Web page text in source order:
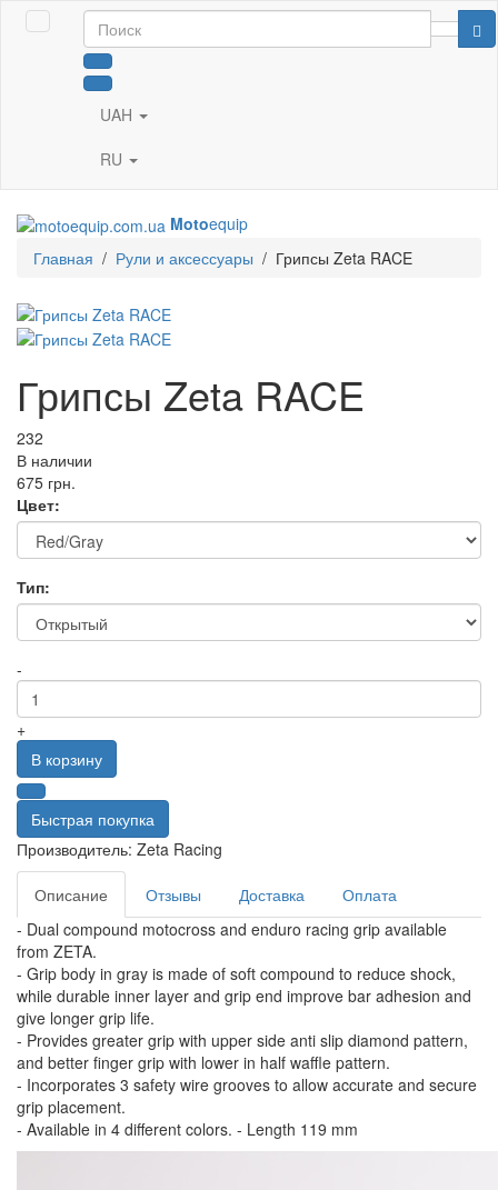
UAH
RU
Motoequip
Главная / Рули и аксессуары / Грипсы Zeta RACE
Грипсы Zeta RACE
232
В наличии
675 грн.
Цвет:
Тип:
-
+
В корзину
Быстрая покупка
Производитель: Zeta Racing
Описание Отзывы Доставка
Оплата
- Dual compound motocross and enduro racing grip available
from ZETA.
- Grip body in gray is made of soft compound to reduce shock,
while durable inner layer and grip end improve bar adhesion and
give longer grip life.
- Provides greater grip with upper side anti slip diamond pattern,
and better finger grip with lower in half waffle pattern.
- Incorporates 3 safety wire grooves to allow accurate and secure
grip placement.
- Available in 4 different colors. - Length 119 mm